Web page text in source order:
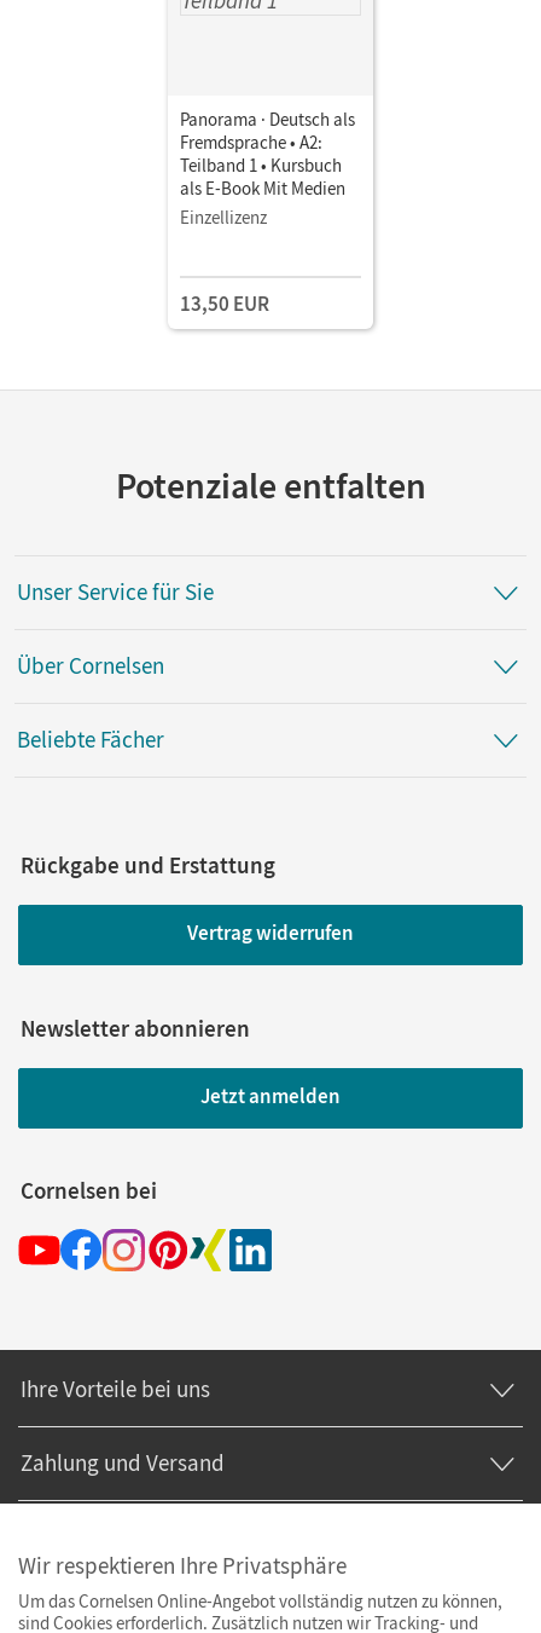
Panorama · Deutsch als
Fremdsprache • A2:
Teilband 1 • Kursbuch
als E-Book Mit Medien
Einzellizenz
13,50 EUR
Potenziale entfalten
Unser Service für Sie
Über Cornelsen
Beliebte Fächer
Rückgabe und Erstattung
Vertrag widerrufen
Newsletter abonnieren
Jetzt anmelden
Cornelsen bei
Ihre Vorteile bei uns
Zahlung und Versand
Wir respektieren Ihre Privatsphäre
Um das Cornelsen Online-Angebot vollständig nutzen zu können,
sind Cookies erforderlich. Zusätzlich nutzen wir Tracking- und